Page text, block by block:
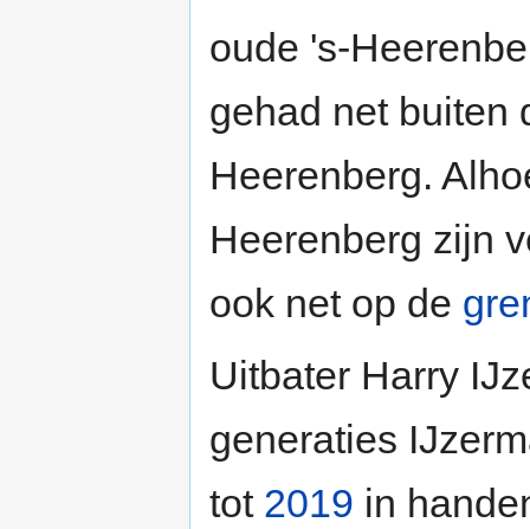
oude 's-
gehad net buiten
Heerenberg.
Heerenberg zijn
ook net op de
Uitbater Harry
generaties
tot 2019 in